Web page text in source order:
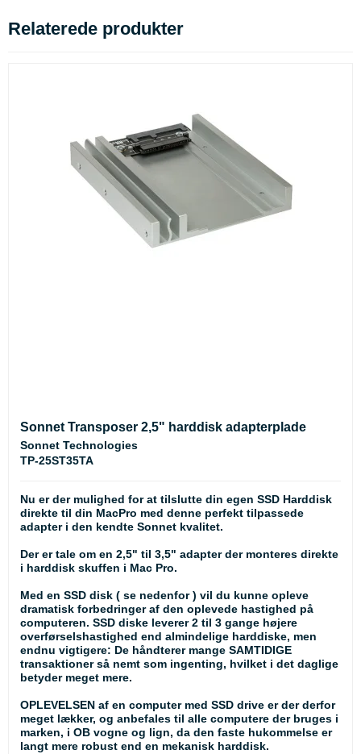
Relaterede produkter
Sonnet Transposer 2,5" harddisk adapterplade
Sonnet Technologies
TP-25ST35TA
Nu er der mulighed for at tilslutte din egen SSD Harddisk
direkte til din MacPro med denne perfekt tilpassede
adapter i den kendte Sonnet kvalitet.
Der er tale om en 2,5" til 3,5" adapter der monteres direkte
i harddisk skuffen i Mac Pro.
Med en SSD disk ( se nedenfor ) vil du kunne opleve
dramatisk forbedringer af den oplevede hastighed på
computeren. SSD diske leverer 2 til 3 gange højere
overførselshastighed end almindelige harddiske, men
endnu vigtigere: De håndterer mange SAMTIDIGE
transaktioner så nemt som ingenting, hvilket i det daglige
betyder meget mere.
OPLEVELSEN af en computer med SSD drive er der derfor
meget lækker, og anbefales til alle computere der bruges i
marken, i OB vogne og lign, da den faste hukommelse er
langt mere robust end en mekanisk harddisk.